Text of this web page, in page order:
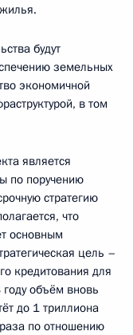
будут
земельных
экономичной
в том
является
по поручению
стратегию
что
основным
цель –
кредитования для
объём вновь
до 1 триллиона
по отношению